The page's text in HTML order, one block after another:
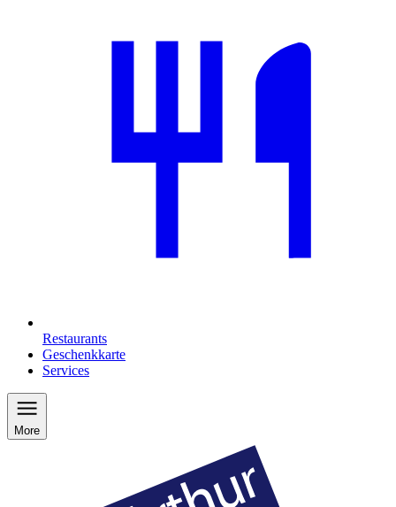
Restaurants
Geschenkkarte
Services
More